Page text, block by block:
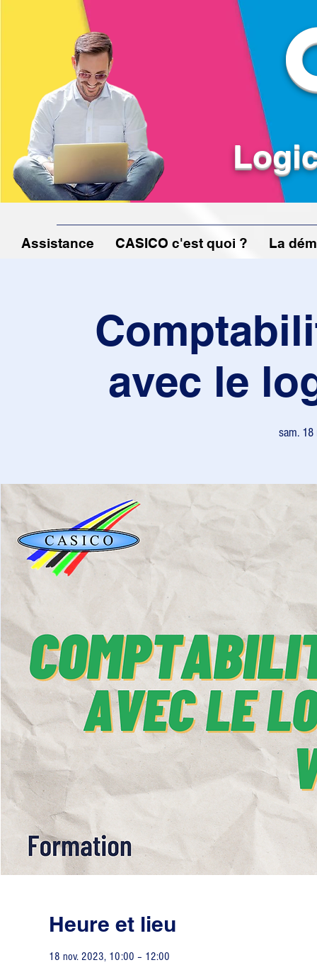
Assistance CASICO c'est quoi ? La
avec le
sam. 18
Heure et lieu
18 nov. 2023, 10:00 – 12:00